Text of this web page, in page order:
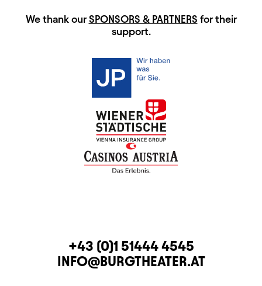
HAUPTSPONSOREN
We thank ourSPONSORS & PARTNERS for their
support.
CONTACTTELEPHONE
+43 (0)1 51444 4545
E-MAIL
INFO@BURGTHEATER.AT